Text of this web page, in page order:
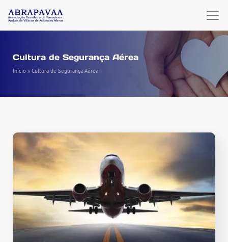
Cultura de Segurança Aérea
Início » Cultura de Segurança Aérea